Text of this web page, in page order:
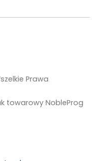
Prawa
towarowy NobleProg